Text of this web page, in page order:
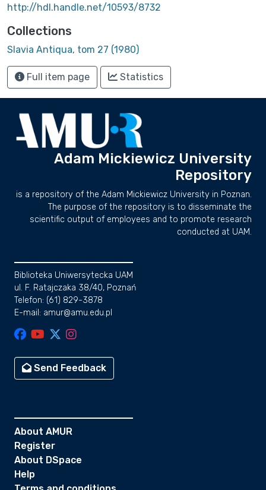
http://hdl.handle.net/10593/8732
Collections
Slavia Antiqua, tom 27 (1980)
Full item page Statistics
Adam Mickiewicz University
Repository
is a repository of the Adam Mickiewicz University in Poznan.
The purpose of the repository is to disseminate the
scientific output of employees and to promote research
conducted at UAM.
Biblioteka Uniwersytecka UAM
ul. F. Ratajczaka 38/40, Poznań
Telefon: (61) 829-3878
E-mail: amur@amu.edu.pl
Send Feedback
About AMUR
Register
About DSpace
Help